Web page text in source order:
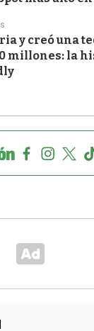
y creó una
millones: la